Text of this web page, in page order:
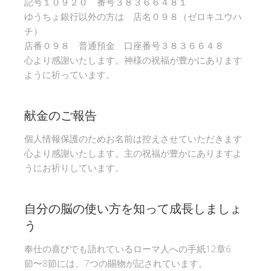
ゆうちょ銀行以外の方は 店名０９８（ゼロキユウハ
チ）
店番０９８ 普通預金 口座番号３８３６６４８
心より感謝いたします。神様の祝福が豊かにあります
ように祈っています。
献金のご報告
個人情報保護のためお名前は控えさせていただきます
心より感謝いたします。主の祝福が豊かにありますよ
うにお祈りしています。
自分の脳の使い方を知って成長しましょ
う
奉仕の喜びでも語れているローマ人への手紙12章6
節〜8節には、7つの賜物が記されています。